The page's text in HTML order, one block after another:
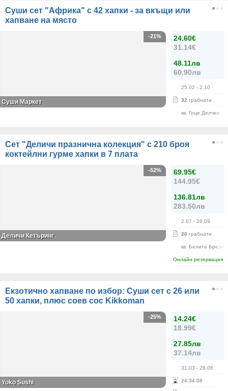
Суши сет "Африка" с 42 хапки - за вкъщи или
хапване на място
24.60€
31.14€
48.11лв
60.90лв
25.02 - 2.10
32 грабнати
кв. Гоце Делчев
-21%
Суши Маркет
Сет "Деличи празнична колекция" с 210 броя
коктейлни гурме хапки в 7 плата
69.95€
144.95€
136.81лв
283.50лв
2.07 - 26.09
20 грабнати
кв. Белите Брези
Онлайн резервация
-52%
Деличи Кетъринг
Екзотично хапване по избор: Суши сет с 26 или
50 хапки, плюс соев сос Kikkoman
14.24€
18.99€
27.85лв
37.14лв
31.03 - 28.08
24:34:08
-25%
Yoko Sushi